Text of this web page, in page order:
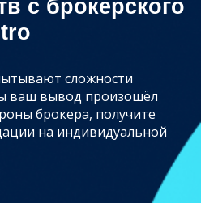
с брокерского
сложности
ваш вывод произошёл
брокера, получите
на индивидуальной